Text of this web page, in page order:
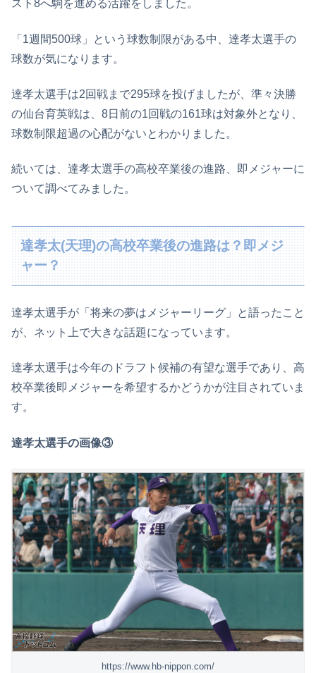
スト8へ駒を進める活躍をしました。
「1週間500球」という球数制限がある中、達孝太選手の
球数が気になります。
達孝太選手は2回戦まで295球を投げましたが、準々決勝
の仙台育英戦は、8日前の1回戦の161球は対象外となり、
球数制限超過の心配がないとわかりました。
続いては、達孝太選手の高校卒業後の進路、即メジャーに
ついて調べてみました。
達孝太(天理)の高校卒業後の進路は？即メジ
ャー？
達孝太選手が「将来の夢はメジャーリーグ」と語ったこと
が、ネット上で大きな話題になっています。
達孝太選手は今年のドラフト候補の有望な選手であり、高
校卒業後即メジャーを希望するかどうかが注目されていま
す。
達孝太選手の画像③
https://www.hb-nippon.com/